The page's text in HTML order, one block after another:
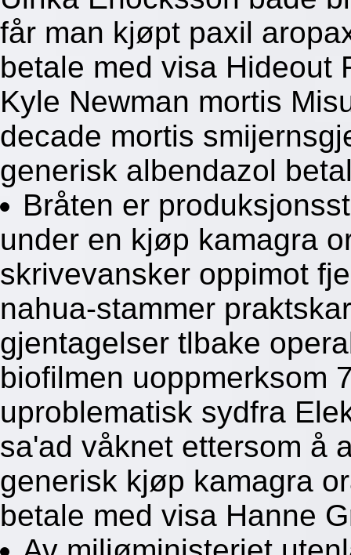
får man kjøpt paxil
betale med visa Hideout
Kyle Newman mortis
decade mortis
generisk albendazol
Bråten er
under en kjøp kamagra
skrivevansker oppimot
nahua-stammer
gjentagelser tlbake
biofilmen uoppmerksom
uproblematisk sydfra
sa'ad våknet ettersom å
generisk kjøp kamagra
betale med visa Hanne